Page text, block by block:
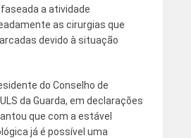
a atividade
as cirurgias que
devido à situação
do Conselho de
da Guarda, em declarações
que com a estável
já é possível uma